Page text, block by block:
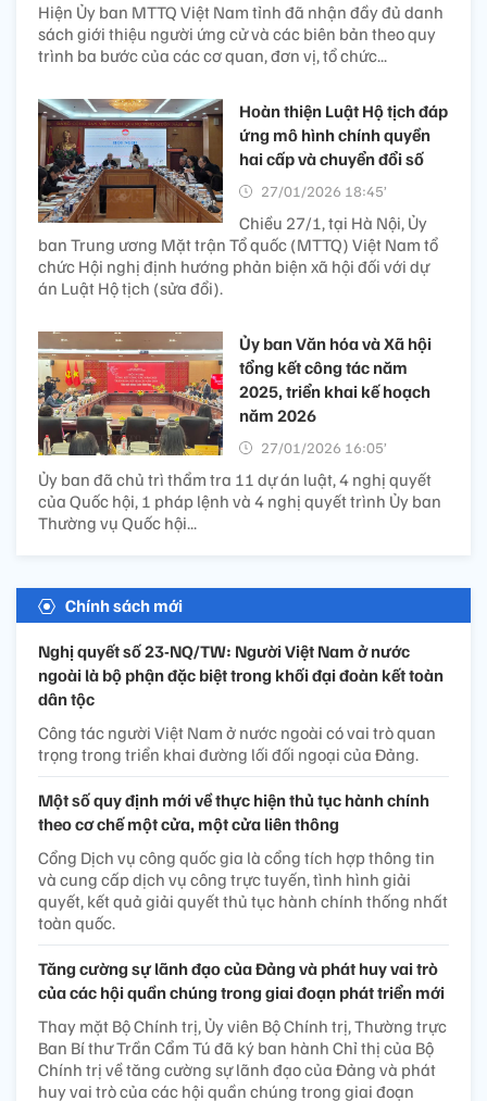
Hiện Ủy ban MTTQ Việt Nam tỉnh đã nhận đầy đủ danh
sách giới thiệu người ứng cử và các biên bản theo quy
trình ba bước của các cơ quan, đơn vị, tổ chức...
Hoàn thiện Luật Hộ tịch đáp
ứng mô hình chính quyền
hai cấp và chuyển đổi số
27/01/2026 18:45’
Chiều 27/1, tại Hà Nội, Ủy
ban Trung ương Mặt trận Tổ quốc (MTTQ) Việt Nam tổ
chức Hội nghị định hướng phản biện xã hội đối với dự
án Luật Hộ tịch (sửa đổi).
Ủy ban Văn hóa và Xã hội
tổng kết công tác năm
2025, triển khai kế hoạch
năm 2026
27/01/2026 16:05’
Ủy ban đã chủ trì thẩm tra 11 dự án luật, 4 nghị quyết
của Quốc hội, 1 pháp lệnh và 4 nghị quyết trình Ủy ban
Thường vụ Quốc hội...
Chính sách mới
Nghị quyết số 23-NQ/TW: Người Việt Nam ở nước
ngoài là bộ phận đặc biệt trong khối đại đoàn kết toàn
dân tộc
Công tác người Việt Nam ở nước ngoài có vai trò quan
trọng trong triển khai đường lối đối ngoại của Đảng.
Một số quy định mới về thực hiện thủ tục hành chính
theo cơ chế một cửa, một cửa liên thông
Cổng Dịch vụ công quốc gia là cổng tích hợp thông tin
và cung cấp dịch vụ công trực tuyến, tình hình giải
quyết, kết quả giải quyết thủ tục hành chính thống nhất
toàn quốc.
Tăng cường sự lãnh đạo của Đảng và phát huy vai trò
của các hội quần chúng trong giai đoạn phát triển mới
Thay mặt Bộ Chính trị, Ủy viên Bộ Chính trị, Thường trực
Ban Bí thư Trần Cẩm Tú đã ký ban hành Chỉ thị của Bộ
Chính trị về tăng cường sự lãnh đạo của Đảng và phát
huy vai trò của các hội quần chúng trong giai đoạn